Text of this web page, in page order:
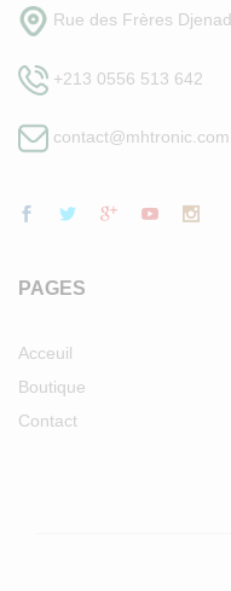
Rue des Frères
+213 0556 513 642
contact@mhtronic.com
PAGES
Acceuil
Boutique
Contact